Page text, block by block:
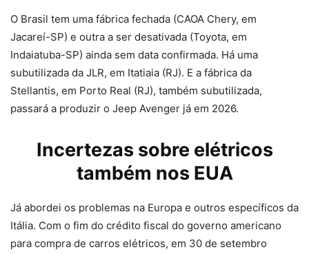
O Brasil tem uma fábrica fechada (CAOA Chery, em
Jacareí-SP) e outra a ser desativada (Toyota, em
Indaiatuba-SP) ainda sem data confirmada. Há uma
subutilizada da JLR, em Itatiaia (RJ). E a fábrica da
Stellantis, em Porto Real (RJ), também subutilizada,
passará a produzir o Jeep Avenger já em 2026.
Incertezas sobre elétricos
também nos EUA
Já abordei os problemas na Europa e outros específicos da
Itália. Com o fim do crédito fiscal do governo americano
para compra de carros elétricos, em 30 de setembro